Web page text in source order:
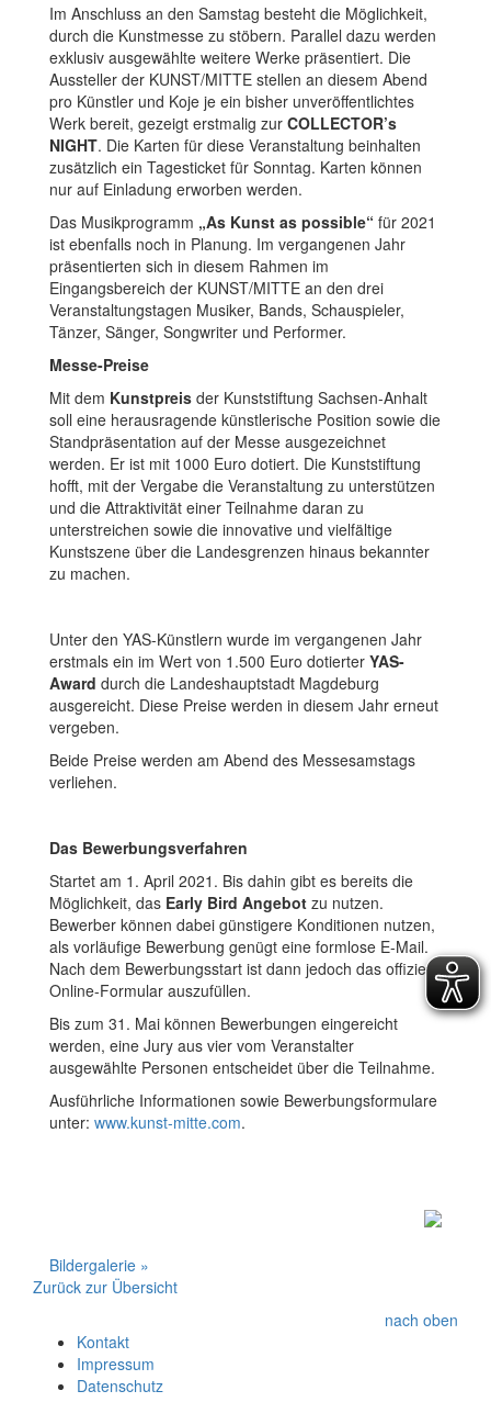
Im Anschluss an den Samstag besteht die Möglichkeit,
durch die Kunstmesse zu stöbern. Parallel dazu werden
exklusiv ausgewählte weitere Werke präsentiert. Die
Aussteller der KUNST/MITTE stellen an diesem Abend
pro Künstler und Koje je ein bisher unveröffentlichtes
Werk bereit, gezeigt erstmalig zur COLLECTOR’s
NIGHT. Die Karten für diese Veranstaltung beinhalten
zusätzlich ein Tagesticket für Sonntag. Karten können
nur auf Einladung erworben werden.
Das Musikprogramm „As Kunst as possible“ für 2021
ist ebenfalls noch in Planung. Im vergangenen Jahr
präsentierten sich in diesem Rahmen im
Eingangsbereich der KUNST/MITTE an den drei
Veranstaltungstagen Musiker, Bands, Schauspieler,
Tänzer, Sänger, Songwriter und Performer.
Messe-Preise
Mit dem Kunstpreis der Kunststiftung Sachsen-Anhalt
soll eine herausragende künstlerische Position sowie die
Standpräsentation auf der Messe ausgezeichnet
werden. Er ist mit 1000 Euro dotiert. Die Kunststiftung
hofft, mit der Vergabe die Veranstaltung zu unterstützen
und die Attraktivität einer Teilnahme daran zu
unterstreichen sowie die innovative und vielfältige
Kunstszene über die Landesgrenzen hinaus bekannter
zu machen.
Unter den YAS-Künstlern wurde im vergangenen Jahr
erstmals ein im Wert von 1.500 Euro dotierter YAS-
Award durch die Landeshauptstadt Magdeburg
ausgereicht. Diese Preise werden in diesem Jahr erneut
vergeben.
Beide Preise werden am Abend des Messesamstags
verliehen.
Das Bewerbungsverfahren
Startet am 1. April 2021. Bis dahin gibt es bereits die
Möglichkeit, das Early Bird Angebot zu nutzen.
Bewerber können dabei günstigere Konditionen nutzen,
als vorläufige Bewerbung genügt eine formlose E-Mail.
Nach dem Bewerbungsstart ist dann jedoch das offizielle
Online-Formular auszufüllen.
Bis zum 31. Mai können Bewerbungen eingereicht
werden, eine Jury aus vier vom Veranstalter
ausgewählte Personen entscheidet über die Teilnahme.
Ausführliche Informationen sowie Bewerbungsformulare
unter: www.kunst-mitte.com.
Bildergalerie »
Zurück zur Übersicht
nach oben
Kontakt
Impressum
Datenschutz